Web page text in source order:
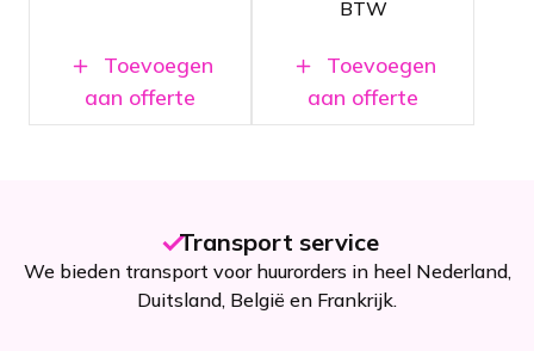
Toevoegen
aan offerte
benodigde
in één set
BTW
Toevoegen
aan offerte
Transport service
We bieden transport voor huurorders in heel Nederland,
Duitsland, België en Frankrijk.